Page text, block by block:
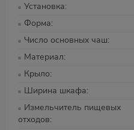
Установка
Форма
Число основных чаш
Материал
Крыло
Ширина шкафа
Измельчитель пищевых
отходов